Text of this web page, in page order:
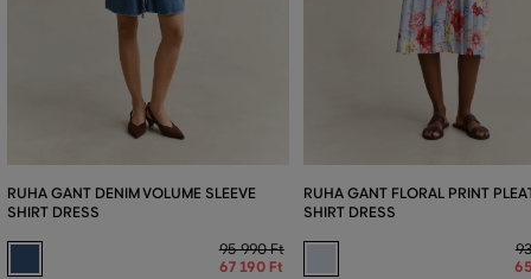
RUHA GANT DENIM VOLUME SLEEVE
SHIRT DRESS
95 990 Ft
67 190 Ft
RUHA GANT FLORAL PRINT
SHIRT DRESS